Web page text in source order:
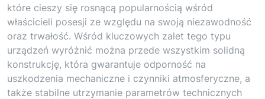
które cieszy się rosnącą popularnością wśród
właścicieli posesji ze względu na swoją niezawodność
oraz trwałość. Wśród kluczowych zalet tego typu
urządzeń wyróżnić można przede wszystkim solidną
konstrukcję, która gwarantuje odporność na
uszkodzenia mechaniczne i czynniki atmosferyczne, a
także stabilne utrzymanie parametrów technicznych